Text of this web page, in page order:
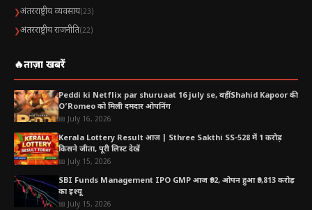
❯अंतरराष्ट्रीय व्यवसाय(23)
❯अंतरराष्ट्रीय राजनीति(22)
🔥ताज़ा खबरें
Peddi ki Netflix par shuruaat 16 july se, वहीं Shahid Kapoor की
O’Romeo को मिली दमदार ओपनिंग
📅 July 16, 2026
Kerala Lottery Result आज | Sthree Sakthi SS-528 में 1 करोड़
किसने जीता, पूरी लिस्ट देखें
📅 July 15, 2026
SBI Funds Management IPO GMP आज ₹92, ओपन हुआ ₹9,813 करोड़
का इश्यू
📅 July 15, 2026